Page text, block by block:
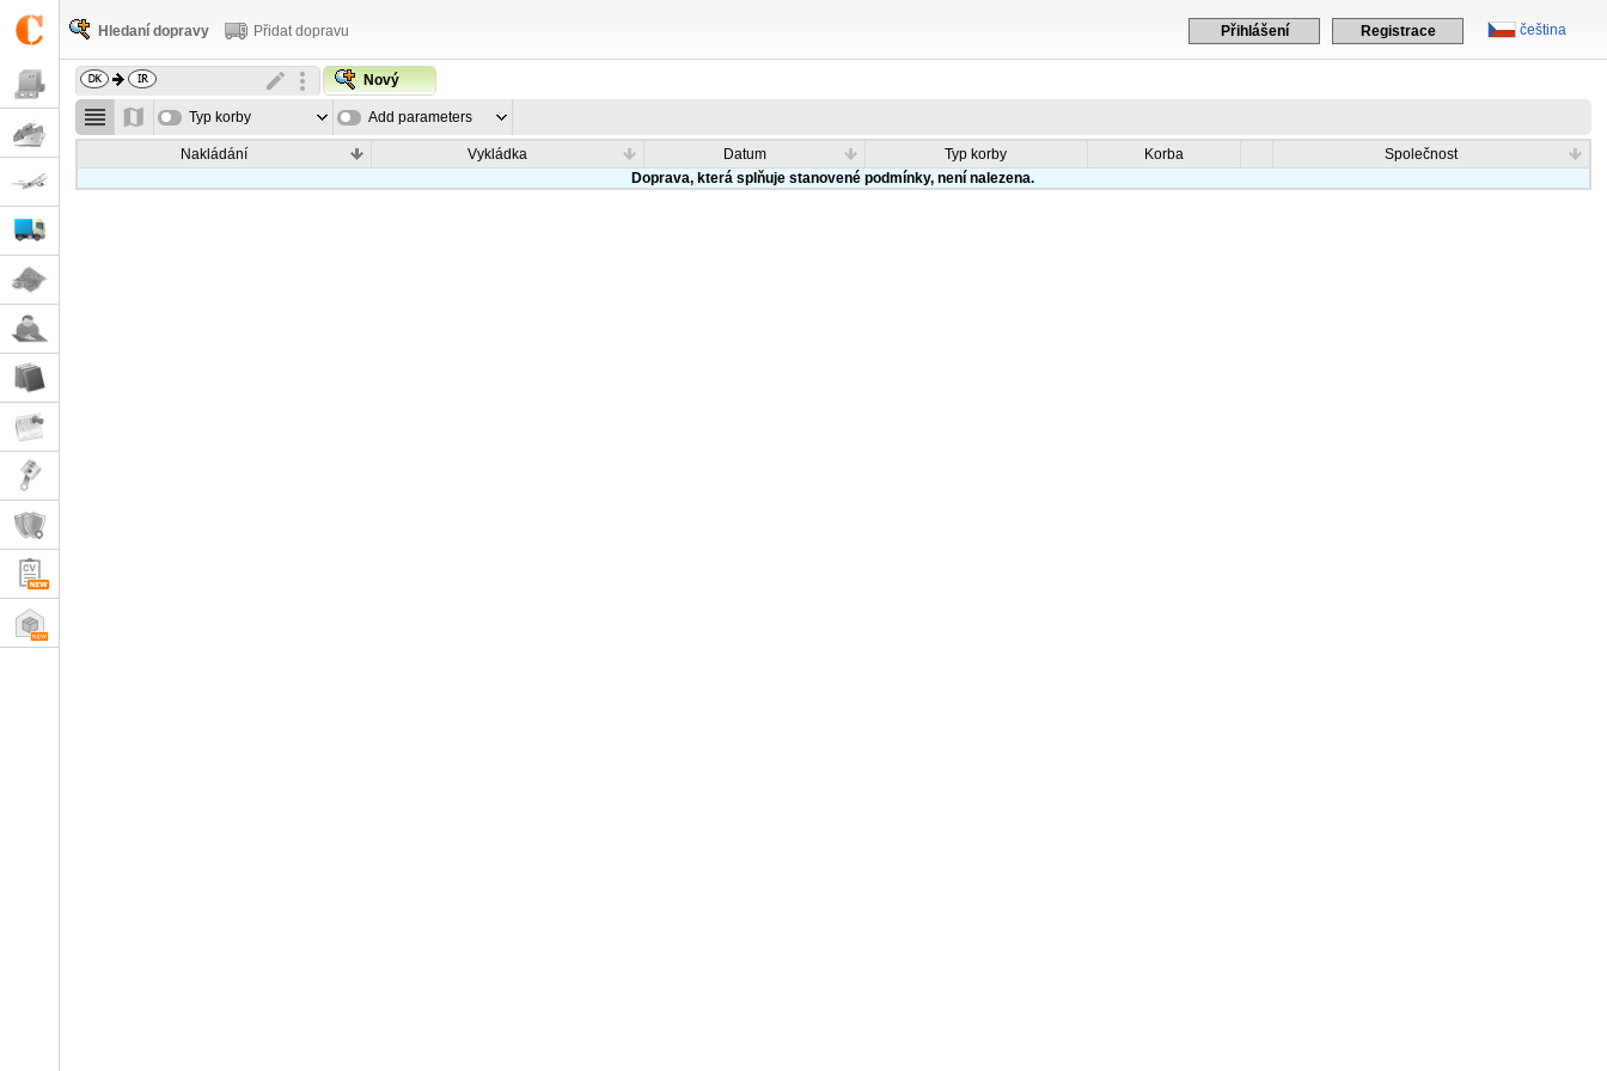
čeština
Přihlášení Registrace
Hledaní dopravy Přidat dopravu
Nový
Typ korby Add parameters
Nakládání Vykládka Datum Typ korby Korba
Společnost
Doprava, která splňuje stanovené podmínky, není nalezena.